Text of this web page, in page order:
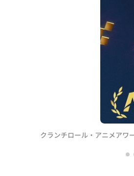
クランチロール・アニメアワ